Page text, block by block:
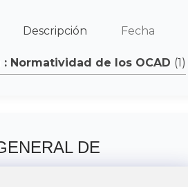
Descripción Fecha
: Normatividad de los OCAD (1)
DE